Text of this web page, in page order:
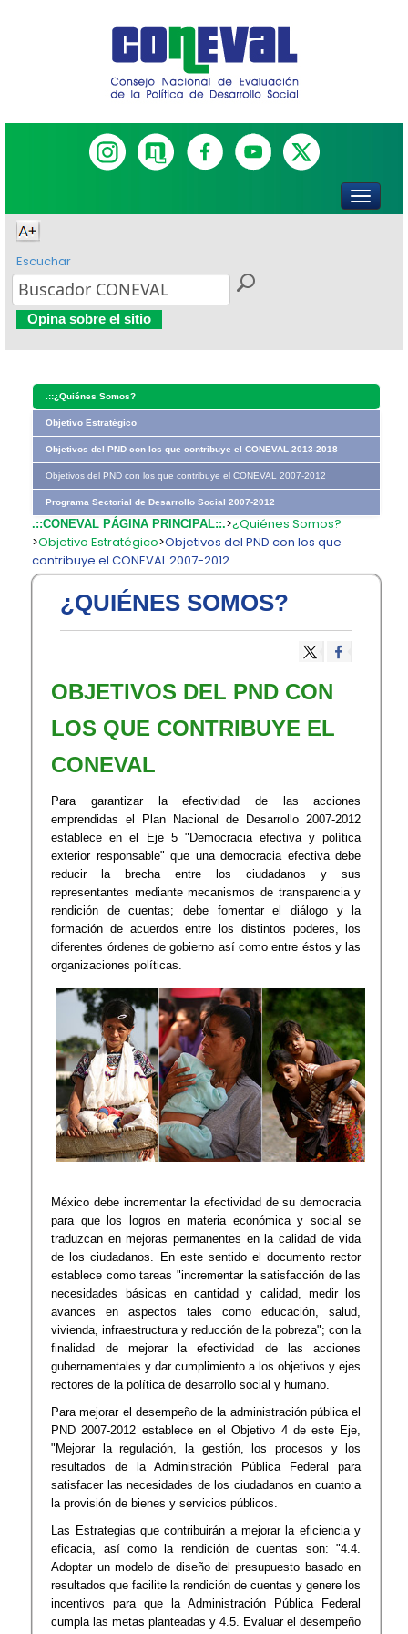
Escuchar
Opina sobre el sitio
.::¿Quiénes Somos?
Objetivo Estratégico
Objetivos del PND con los que contribuye el CONEVAL 2013-2018
Objetivos del PND con los que contribuye el CONEVAL 2007-2012
Programa Sectorial de Desarrollo Social 2007-2012
.::CONEVAL PÁGINA PRINCIPAL::.>¿Quiénes Somos?
>Objetivo Estratégico>Objetivos del PND con los que
contribuye el CONEVAL 2007-2012
¿QUIÉNES SOMOS?
OBJETIVOS DEL PND CON
LOS QUE CONTRIBUYE EL
CONEVAL
Para garantizar la efectividad de las acciones
emprendidas el Plan Nacional de Desarrollo 2007-2012
establece en el Eje 5 "Democracia efectiva y política
exterior responsable" que una democracia efectiva debe
reducir la brecha entre los ciudadanos y sus
representantes mediante mecanismos de transparencia y
rendición de cuentas; debe fomentar el diálogo y la
formación de acuerdos entre los distintos poderes, los
diferentes órdenes de gobierno así como entre éstos y las
organizaciones políticas.​
México debe incrementar la efectividad de su democracia
para que los logros en materia económica y social se
traduzcan en mejoras permanentes en la calidad de vida
de los ciudadanos. En este sentido el documento rector
establece como tareas "incrementar la satisfacción de las
necesidades básicas en cantidad y calidad, medir los
avances en aspectos tales como educación, salud,
vivienda, infraestructura y reducción de la pobreza"; con la
finalidad de mejorar la efectividad de las acciones
gubernamentales y dar cumplimiento a los objetivos y ejes
rectores de la política de desarrollo social y humano.
Para mejorar el desempeño de la administración pública el
PND 2007-2012 establece en el Objetivo 4 de este Eje,
"Mejorar la regulación, la gestión, los procesos y los
resultados de la Administración Pública Federal para
satisfacer las necesidades de los ciudadanos en cuanto a
la provisión de bienes y servicios públicos.
Las Estrategias que contribuirán a mejorar la eficiencia y
eficacia, así como la rendición de cuentas son: "4.4.
Adoptar un modelo de diseño del presupuesto basado en
resultados que facilite la rendición de cuentas y genere los
incentivos para que la Administración Pública Federal
cumpla las metas planteadas y 4.5. Evaluar el desempeño